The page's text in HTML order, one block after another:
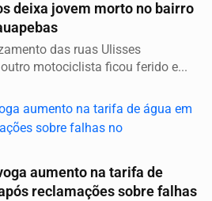
deixa jovem morto no bairro
das ruas Ulisses
motociclista ficou ferido e...
aumento na tarifa de
reclamações sobre falhas